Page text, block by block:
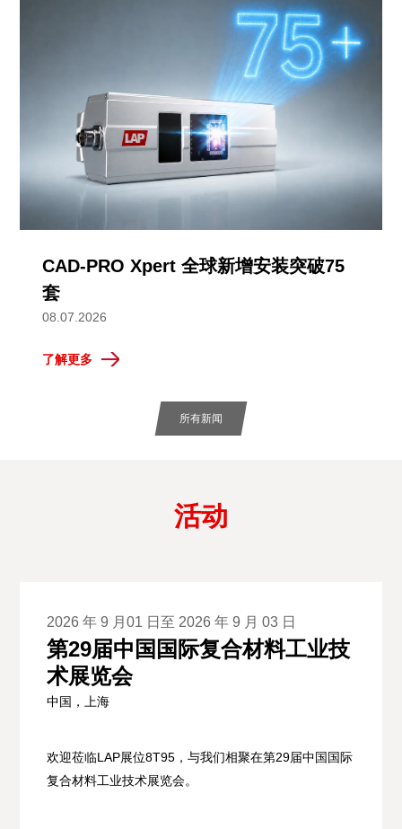
CAD-PRO Xpert 全球新增安装突破75
套
08.07.2026
了解更多
所有新闻
活动
2026 年 9 月01 日至 2026 年 9 月 03 日
第29届中国国际复合材料工业技
术展览会
中国，上海
欢迎莅临LAP展位8T95，与我们相聚在第29届中国国际
复合材料工业技术展览会。